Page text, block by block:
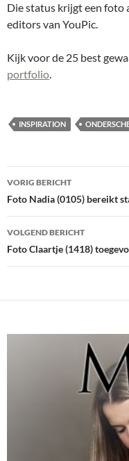
Die status krijgt een foto
editors van YouPic.
Kijk voor de 25 best
portfolio.
INSPIRATION
Bericht
navigatie
VORIG BERICHT
Foto Nadia (0105) bereikt
VOLGEND BERICHT
Foto Claartje (1418)